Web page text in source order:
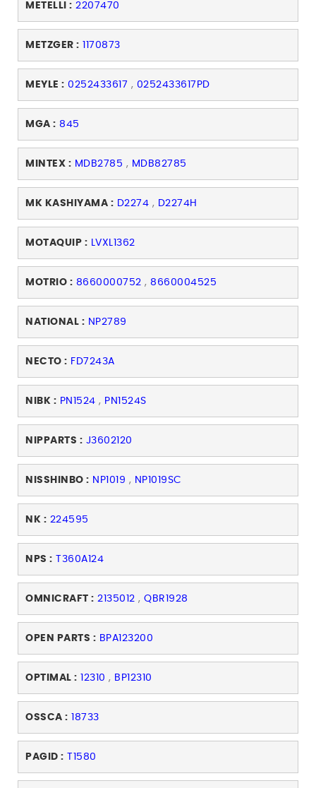
METELLI : 2207470
METZGER : 1170873
MEYLE : 0252433617 , 0252433617PD
MGA : 845
MINTEX : MDB2785 , MDB82785
MK KASHIYAMA : D2274 , D2274H
MOTAQUIP : LVXL1362
MOTRIO : 8660000752 , 8660004525
NATIONAL : NP2789
NECTO : FD7243A
NIBK : PN1524 , PN1524S
NIPPARTS : J3602120
NISSHINBO : NP1019 , NP1019SC
NK : 224595
NPS : T360A124
OMNICRAFT : 2135012 , QBR1928
OPEN PARTS : BPA123200
OPTIMAL : 12310 , BP12310
OSSCA : 18733
PAGID : T1580